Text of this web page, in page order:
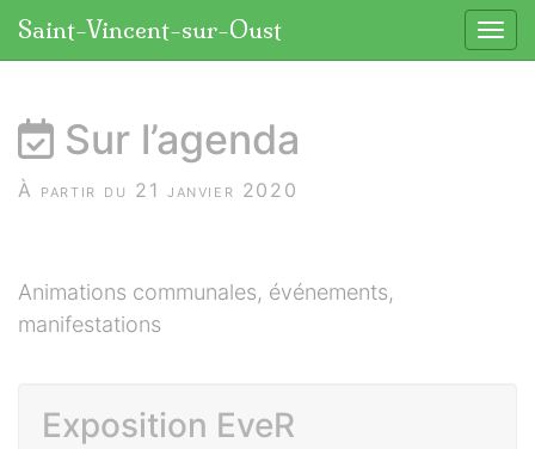
Saint-Vincent-sur-Oust
Sur l’agenda
À partir du 21 janvier 2020
Animations communales, événements,
manifestations
Exposition EveR
Panneau de gestion des cookies